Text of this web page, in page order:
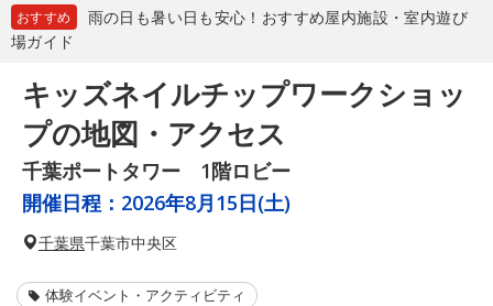
おすすめ
雨の日も暑い日も安心！おすすめ屋内施設・室内遊び
場ガイド
キッズネイルチップワークショッ
プの地図・アクセス
千葉ポートタワー 1階ロビー
開催日程： 2026年8月15日(土)
千葉県千葉市中央区
体験イベント・アクティビティ